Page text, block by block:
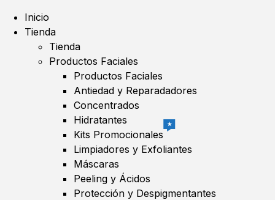
Inicio
Tienda
Tienda
Productos Faciales
Productos Faciales
Antiedad y Reparadadores
Concentrados
Hidratantes
Kits Promocionales
★
Limpiadores y Exfoliantes
Máscaras
Peeling y Ácidos
Protección y Despigmentantes